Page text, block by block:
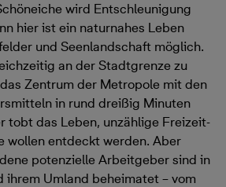
wird Entschleunigung
hier ist ein naturnahes Leben
und Seenlandschaft möglich.
an der Stadtgrenze zu
Zentrum der Metropole mit den
in rund dreißig Minuten
tobt das Leben, unzählige Freizeit-
wollen entdeckt werden. Aber
potenzielle Arbeitgeber sind in
Umland beheimatet – vom